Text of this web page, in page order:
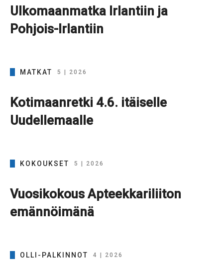
Ulkomaanmatka Irlantiin ja
Pohjois-Irlantiin
MATKAT 5 | 2026
Kotimaanretki 4.6. itäiselle
Uudellemaalle
KOKOUKSET 5 | 2026
Vuosikokous Apteekkariliiton
emännöimänä
OLLI-PALKINNOT 4 | 2026